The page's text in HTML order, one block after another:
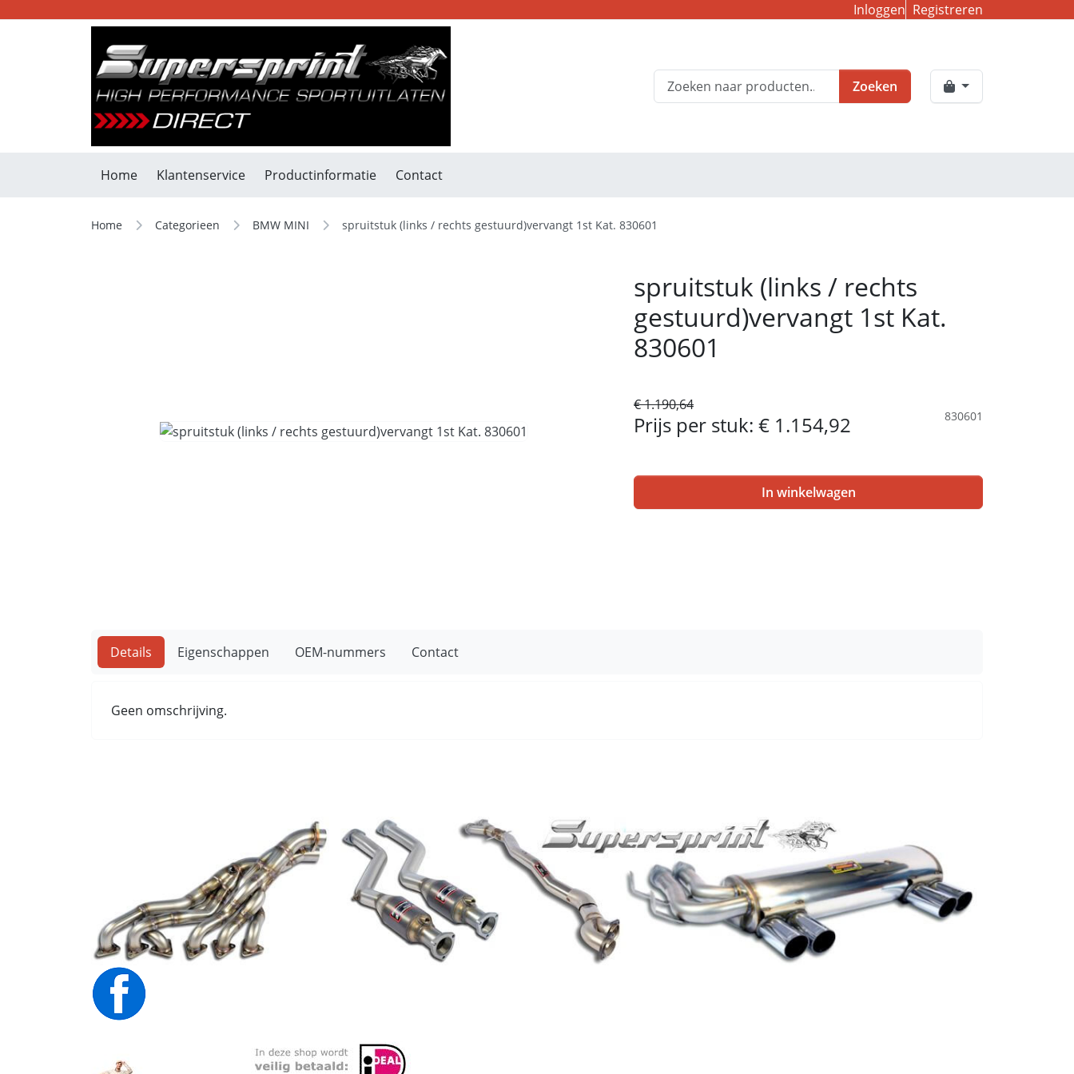
Inloggen Registreren
Zoeken
Home Klantenservice Productinformatie Contact
Home Categorieen BMW MINI spruitstuk (links / rechts gestuurd)vervangt 1st Kat. 830601
spruitstuk (links / rechts
gestuurd)vervangt 1st Kat.
830601
€ 1.190,64
Prijs per stuk: € 1.154,92 830601
In winkelwagen
Details Eigenschappen OEM-nummers Contact
Geen omschrijving.